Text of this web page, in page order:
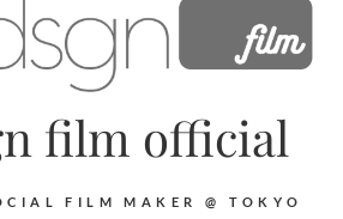
film official
FILM MAKER @ TOKYO